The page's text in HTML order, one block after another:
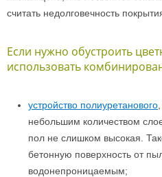
считать недолговечность
Если нужно обустроить
использовать
устройство полиуретанового
небольшим количеством
пол не слишком высокая.
бетонную поверхность от
водонепроницаемым;